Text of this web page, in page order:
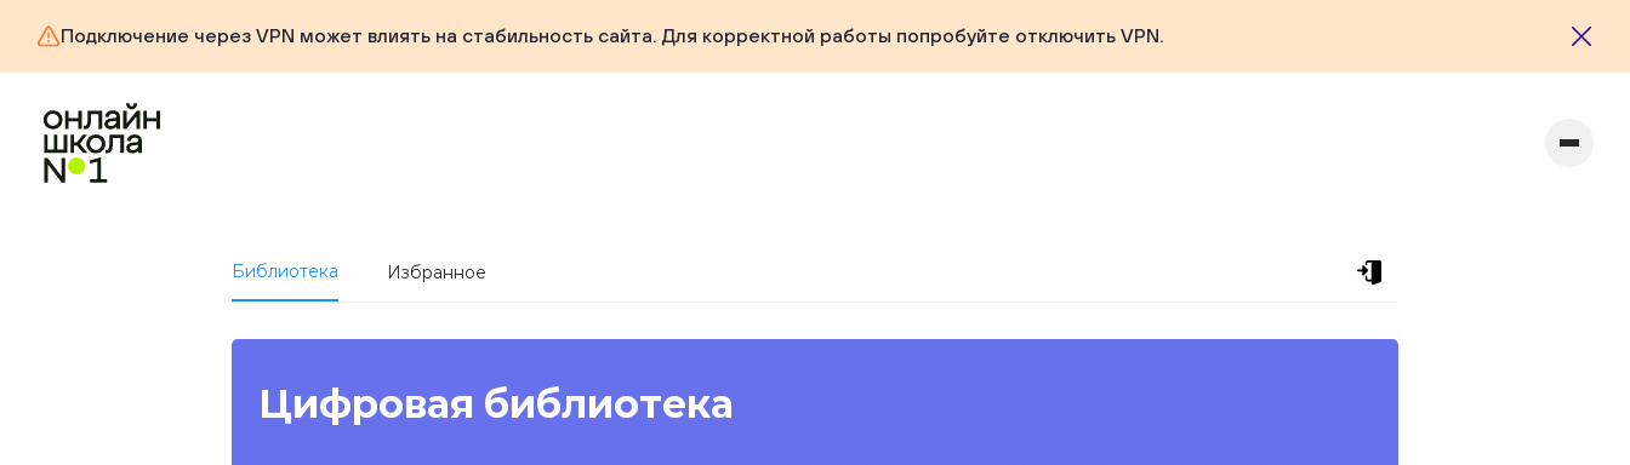
Подключение через VPN может влиять на стабильность сайта. Для корректной работы попробуйте отключить VPN.
Библиотека Избранное
Цифровая библиотека